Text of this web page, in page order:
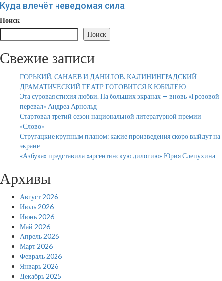
Куда влечёт неведомая сила
Поиск
Поиск
Свежие записи
ГОРЬКИЙ, САНАЕВ И ДАНИЛОВ. КАЛИНИНГРАДСКИЙ
ДРАМАТИЧЕСКИЙ ТЕАТР ГОТОВИТСЯ К ЮБИЛЕЮ
Эта суровая стихия любви. На больших экранах — вновь «Грозовой
перевал» Андреа Арнольд
Стартовал третий сезон национальной литературной премии
«Слово»
Стругацкие крупным планом: какие произведения скоро выйдут на
экране
«Азбука» представила «аргентинскую дилогию» Юрия Слепухина
Архивы
Август 2026
Июль 2026
Июнь 2026
Май 2026
Апрель 2026
Март 2026
Февраль 2026
Январь 2026
Декабрь 2025